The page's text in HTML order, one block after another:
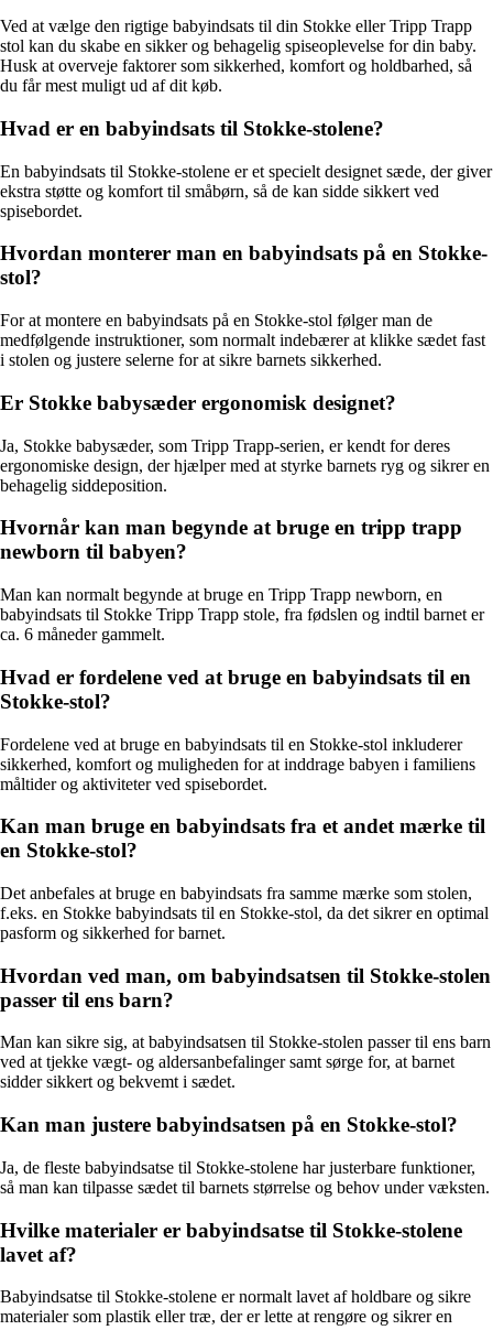
Ved at vælge den rigtige babyindsats til din Stokke eller Tripp Trapp
stol kan du skabe en sikker og behagelig spiseoplevelse for din baby.
Husk at overveje faktorer som sikkerhed, komfort og holdbarhed, så
du får mest muligt ud af dit køb.
Hvad er en babyindsats til Stokke-stolene?
En babyindsats til Stokke-stolene er et specielt designet sæde, der giver
ekstra støtte og komfort til småbørn, så de kan sidde sikkert ved
spisebordet.
Hvordan monterer man en babyindsats på en Stokke-
stol?
For at montere en babyindsats på en Stokke-stol følger man de
medfølgende instruktioner, som normalt indebærer at klikke sædet fast
i stolen og justere selerne for at sikre barnets sikkerhed.
Er Stokke babysæder ergonomisk designet?
Ja, Stokke babysæder, som Tripp Trapp-serien, er kendt for deres
ergonomiske design, der hjælper med at styrke barnets ryg og sikrer en
behagelig siddeposition.
Hvornår kan man begynde at bruge en tripp trapp
newborn til babyen?
Man kan normalt begynde at bruge en Tripp Trapp newborn, en
babyindsats til Stokke Tripp Trapp stole, fra fødslen og indtil barnet er
ca. 6 måneder gammelt.
Hvad er fordelene ved at bruge en babyindsats til en
Stokke-stol?
Fordelene ved at bruge en babyindsats til en Stokke-stol inkluderer
sikkerhed, komfort og muligheden for at inddrage babyen i familiens
måltider og aktiviteter ved spisebordet.
Kan man bruge en babyindsats fra et andet mærke til
en Stokke-stol?
Det anbefales at bruge en babyindsats fra samme mærke som stolen,
f.eks. en Stokke babyindsats til en Stokke-stol, da det sikrer en optimal
pasform og sikkerhed for barnet.
Hvordan ved man, om babyindsatsen til Stokke-stolen
passer til ens barn?
Man kan sikre sig, at babyindsatsen til Stokke-stolen passer til ens barn
ved at tjekke vægt- og aldersanbefalinger samt sørge for, at barnet
sidder sikkert og bekvemt i sædet.
Kan man justere babyindsatsen på en Stokke-stol?
Ja, de fleste babyindsatse til Stokke-stolene har justerbare funktioner,
så man kan tilpasse sædet til barnets størrelse og behov under væksten.
Hvilke materialer er babyindsatse til Stokke-stolene
lavet af?
Babyindsatse til Stokke-stolene er normalt lavet af holdbare og sikre
materialer som plastik eller træ, der er lette at rengøre og sikrer en